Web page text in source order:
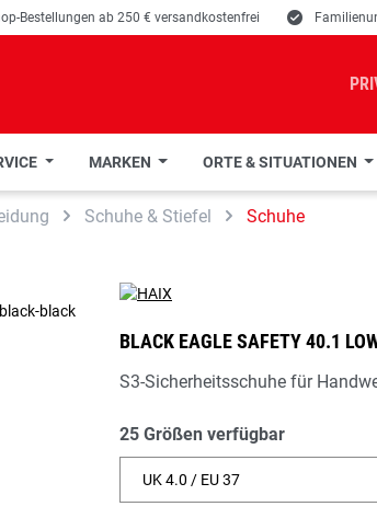
Bestellungen ab 250 € versandkostenfrei E
MARKEN ORTE & SITUATIONEN
Schuhe & Stiefel Schuhe
BLACK EAGLE SAFETY 40.1
S3-Sicherheitsschuhe für
25 Größen verfügbar
UK 4.0 / EU 37